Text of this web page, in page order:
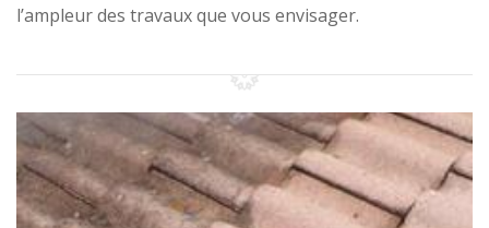
l’ampleur des travaux que vous envisager.